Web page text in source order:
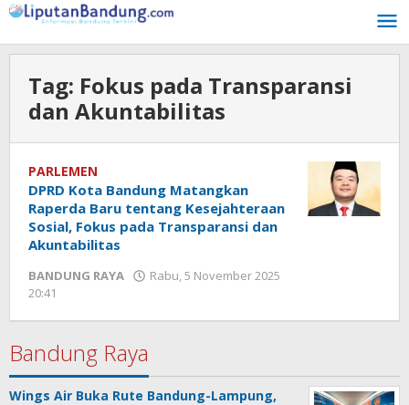
Lewati
konten
Tag: Fokus pada Transparansi
dan Akuntabilitas
PARLEMEN
DPRD Kota Bandung Matangkan
Raperda Baru tentang Kesejahteraan
Sosial, Fokus pada Transparansi dan
Akuntabilitas
BANDUNG RAYA
Rabu, 5 November 2025
20:41
Bandung Raya
Wings Air Buka Rute Bandung-Lampung,